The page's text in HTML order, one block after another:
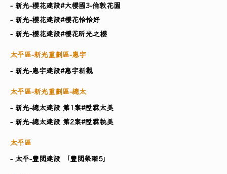
- 新光-櫻花建設#大櫻國3-倫敦花園
- 新光-櫻花建設#櫻花恰恰好
- 新光-櫻花建設#櫻花昕光之櫻
太平區-新光重劃區-惠宇
- 新光-惠宇建設#惠宇新觀
太平區-新光重劃區-總太
- 新光-總太建設 第1案#陞霖太美
- 新光-總太建設 第2案#陞霖執美
太平區
- 太平-豐閱建設 「豐閱榮曜5」